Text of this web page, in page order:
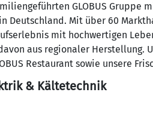
GLOBUS Gruppe
Deutschland. Mit über 60
mit hochwertigen
aus regionaler Herstellung.
Restaurant sowie unsere
& Kältetechnik